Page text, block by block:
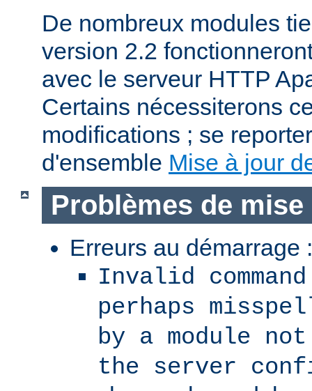
De nombreux modules
version 2.2
avec le serveur HTTP
Certains nécessiterons
modifications ; se
d'ensemble Mise à jour
Problèmes de
Erreurs au démarrage :
Invalid
perhaps
by a module
the server